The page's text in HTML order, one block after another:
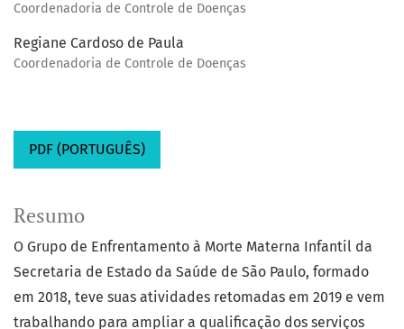
Coordenadoria de Controle de Doenças
Regiane Cardoso de Paula
Coordenadoria de Controle de Doenças
PDF (PORTUGUÊS)
Resumo
O Grupo de Enfrentamento à Morte Materna Infantil da
Secretaria de Estado da Saúde de São Paulo, formado
em 2018, teve suas atividades retomadas em 2019 e vem
trabalhando para ampliar a qualificação dos serviços